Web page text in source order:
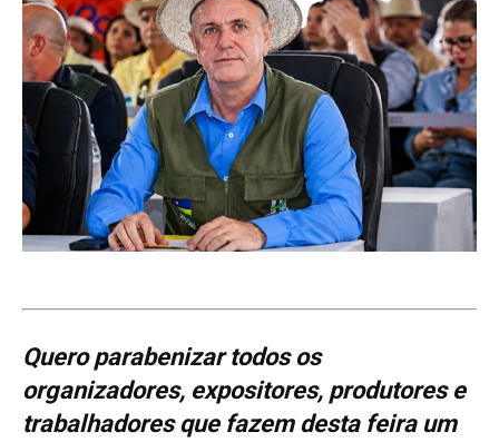
Quero parabenizar todos os
organizadores, expositores, produtores e
trabalhadores que fazem desta feira um